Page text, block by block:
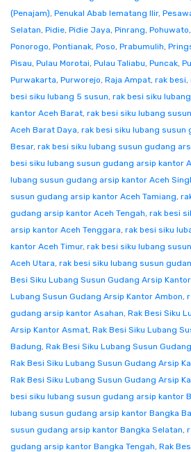
(Penajam), Penukal Abab lematang Ilir,
Selatan, Pidie, Pidie Jaya, Pinrang, Pohuwato,
Ponorogo, Pontianak, Poso, Prabumulih,
Pisau, Pulau Morotai, Pulau Taliabu, Puncak,
Purwakarta, Purworejo, Raja Ampat, rak besi,
besi siku lubang 5 susun, rak besi siku
kantor Aceh Barat, rak besi siku lubang
Aceh Barat Daya, rak besi siku lubang susun
Besar, rak besi siku lubang susun gudang
besi siku lubang susun gudang arsip kantor
lubang susun gudang arsip kantor Aceh
susun gudang arsip kantor Aceh Tamiang,
gudang arsip kantor Aceh Tengah, rak besi
arsip kantor Aceh Tenggara, rak besi siku
kantor Aceh Timur, rak besi siku lubang
Aceh Utara, rak besi siku lubang susun
Besi Siku Lubang Susun Gudang Arsip
Lubang Susun Gudang Arsip Kantor Ambon,
gudang arsip kantor Asahan, Rak Besi Siku
Arsip Kantor Asmat, Rak Besi Siku Lubang
Badung, Rak Besi Siku Lubang Susun
Rak Besi Siku Lubang Susun Gudang Arsip
Rak Besi Siku Lubang Susun Gudang Arsip
besi siku lubang susun gudang arsip kantor
lubang susun gudang arsip kantor Bangka
susun gudang arsip kantor Bangka Selatan,
gudang arsip kantor Bangka Tengah, Rak